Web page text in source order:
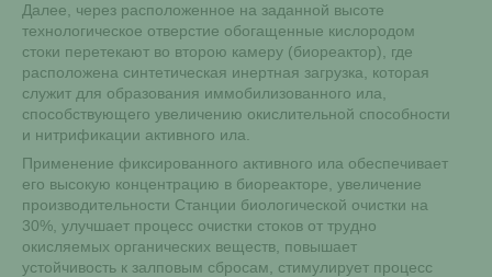
Далее, через расположенное на заданной высоте
технологическое отверстие обогащенные кислородом
стоки перетекают во второю камеру (биореактор), где
расположена синтетическая инертная загрузка, которая
служит для образования иммобилизованного ила,
способствующего увеличению окислительной способности
и нитрификации активного ила.
Применение фиксированного активного ила обеспечивает
его высокую концентрацию в биореакторе, увеличение
производительности Станции биологической очистки на
30%, улучшает процесс очистки стоков от трудно
окисляемых органических веществ, повышает
устойчивость к залповым сбросам, стимулирует процесс